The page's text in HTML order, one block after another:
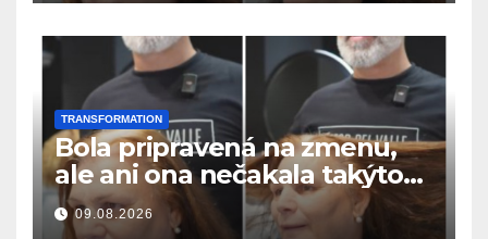
TRANSFORMATION
Bola pripravená na zmenu,
ale ani ona nečakala takýto
výsledok
09.08.2026